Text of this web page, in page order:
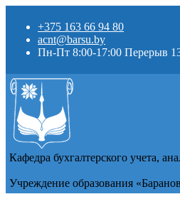
+375 163 66 94 80
acnt@barsu.by
Пн-Пт 8:00-17:00 Перерыв
Кафедра бухгалтерского учета,
Учреждение образования